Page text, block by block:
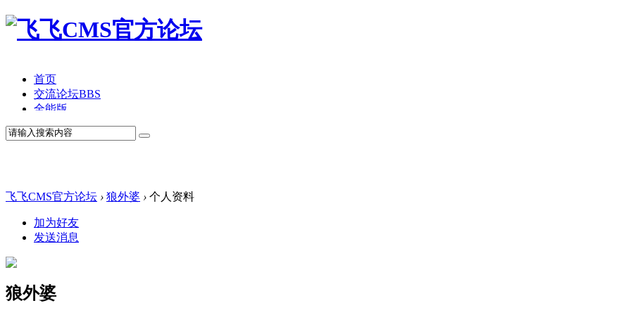
首页
交流论坛BBS
全能版
TV版
产品价格
飞飞CMS官方论坛 › 狼外婆 › 个人资料
加为好友
发送消息
狼外婆